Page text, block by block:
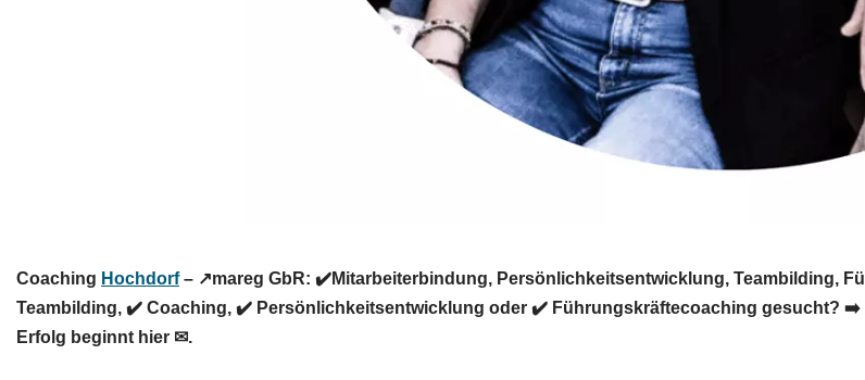
Coaching Hochdorf– ↗️mareg GbR: ✔️Mitarbeiterbindung, Persönlichkeitsentwicklung, Teambilding,
Teambilding, ✔️ Coaching, ✔️ Persönlichkeitsentwicklung oder ✔️ Führungskräftecoaching gesucht? ➡️
Erfolg beginnt hier ✉.